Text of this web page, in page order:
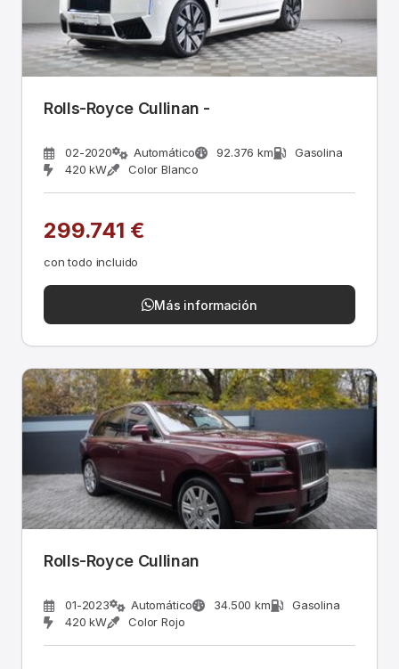
Rolls-Royce Cullinan -
02-2020 Automático 92.376 km
Gasolina
420 kW
Color Blanco
299.741 €
con todo incluido
Más información
Rolls-Royce Cullinan
01-2023 Automático 34.500 km
Gasolina
420 kW
Color Rojo